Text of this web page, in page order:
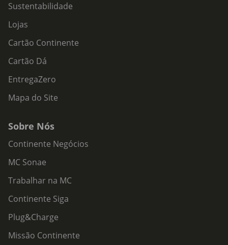
Sustentabilidade
Lojas
Cartão Continente
Cartão Dá
EntregaZero
Mapa do Site
Sobre Nós
Continente Negócios
MC Sonae
Trabalhar na MC
Continente Siga
Plug&Charge
Missão Continente